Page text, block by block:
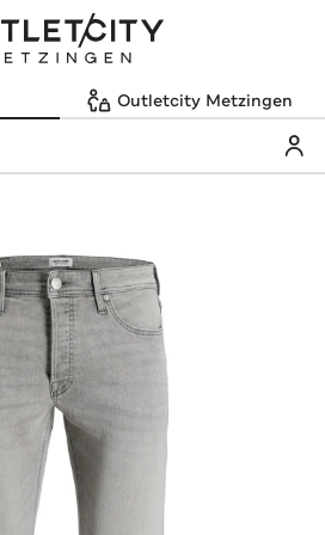
Outletcity Metzingen